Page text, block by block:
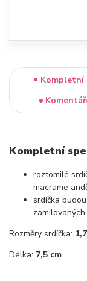
Kompletní
Kompletní
roztomilé
macrame
srdíčka
Rozměry srdíčka:
Délka: 7,5 cm